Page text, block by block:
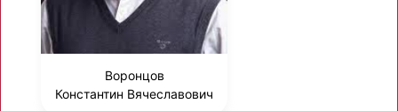
Воронцов
Константин Вячеславович